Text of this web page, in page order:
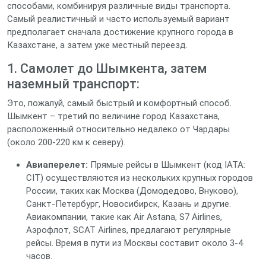
способами, комбинируя различные виды транспорта.
Самый реалистичный и часто используемый вариант
предполагает сначала достижение крупного города в
Казахстане, а затем уже местный переезд.
1. Самолет до Шымкента, затем
наземный транспорт:
Это, пожалуй, самый быстрый и комфортный способ.
Шымкент – третий по величине город Казахстана,
расположенный относительно недалеко от Чардары
(около 200-220 км к северу).
Авиаперелет: Прямые рейсы в Шымкент (код IATA:
CIT) осуществляются из нескольких крупных городов
России, таких как Москва (Домодедово, Внуково),
Санкт-Петербург, Новосибирск, Казань и другие.
Авиакомпании, такие как Air Astana, S7 Airlines,
Аэрофлот, SCAT Airlines, предлагают регулярные
рейсы. Время в пути из Москвы составит около 3-4
часов.